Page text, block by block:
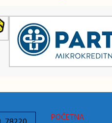
POČETNA